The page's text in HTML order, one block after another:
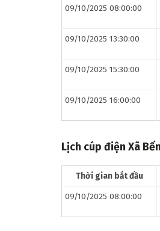
09/10/2025 08:00:00
09/10/2025 13:30:00
09/10/2025 15:30:00
09/10/2025 16:00:00
Lịch cúp điện Xã
Thời gian bắt đầu
09/10/2025 08:00:00